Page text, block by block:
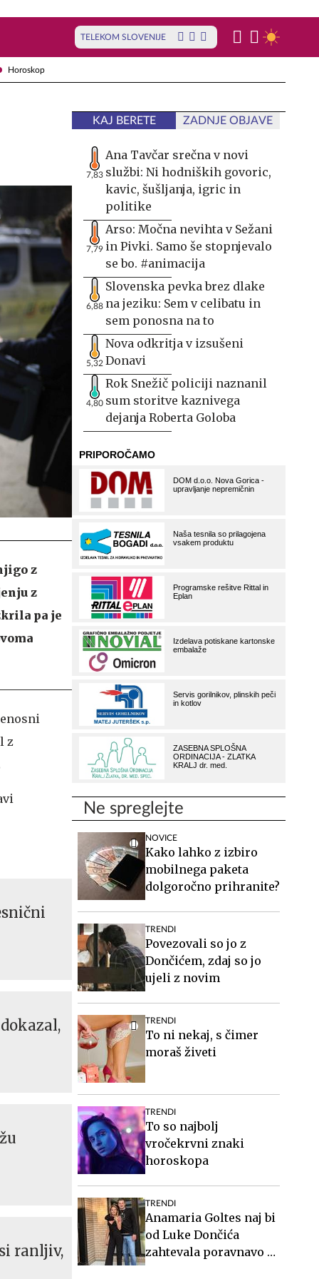
Horoskop
TELEKOM SLOVENIJE
z
z
pa je
z
ranljiv,
KAJ BERETE ZADNJE OBJAVE
7,83
Ana Tavčar srečna v novi
službi: Ni hodniških govoric,
kavic, šušljanja, igric in
politike
7,79
Arso: Močna nevihta v Sežani
in Pivki. Samo še stopnjevalo
se bo. #animacija
6,88
Slovenska pevka brez dlake
na jeziku: Sem v celibatu in
sem ponosna na to
5,32
Nova odkritja v izsušeni
Donavi
4,80
Rok Snežič policiji naznanil
sum storitve kaznivega
dejanja Roberta Goloba
Ne spreglejte
NOVICE
Kako lahko z izbiro
mobilnega paketa
dolgoročno prihranite?
TRENDI
Povezovali so jo z
Dončićem, zdaj so jo
ujeli z novim
TRENDI
To ni nekaj, s čimer
moraš živeti
TRENDI
To so najbolj
vročekrvni znaki
horoskopa
TRENDI
Anamaria Goltes naj bi
od Luke Dončića
zahtevala poravnavo v